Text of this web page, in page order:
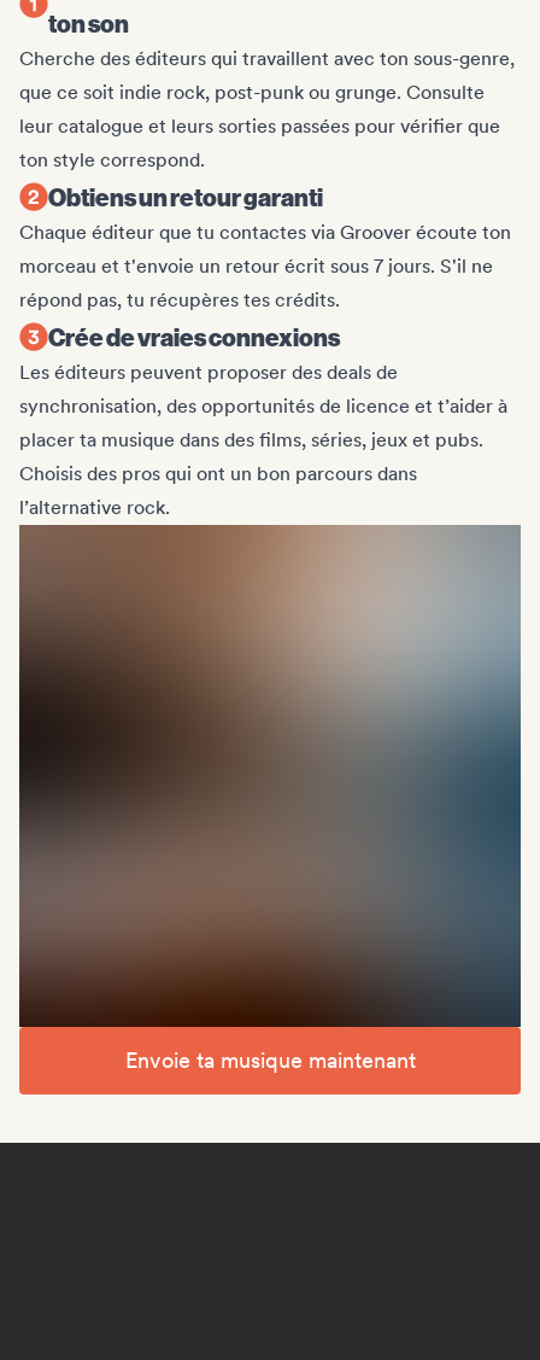
ton son
Cherche des éditeurs qui travaillent avec ton sous-genre,
que ce soit indie rock, post-punk ou grunge. Consulte
leur catalogue et leurs sorties passées pour vérifier que
ton style correspond.
Obtiens un retour garanti
Chaque éditeur que tu contactes via Groover écoute ton
morceau et t'envoie un retour écrit sous 7 jours. S'il ne
répond pas, tu récupères tes crédits.
Crée de vraies connexions
Les éditeurs peuvent proposer des deals de
synchronisation, des opportunités de licence et t’aider à
placer ta musique dans des films, séries, jeux et pubs.
Choisis des pros qui ont un bon parcours dans
l’alternative rock.
Envoie ta musique maintenant